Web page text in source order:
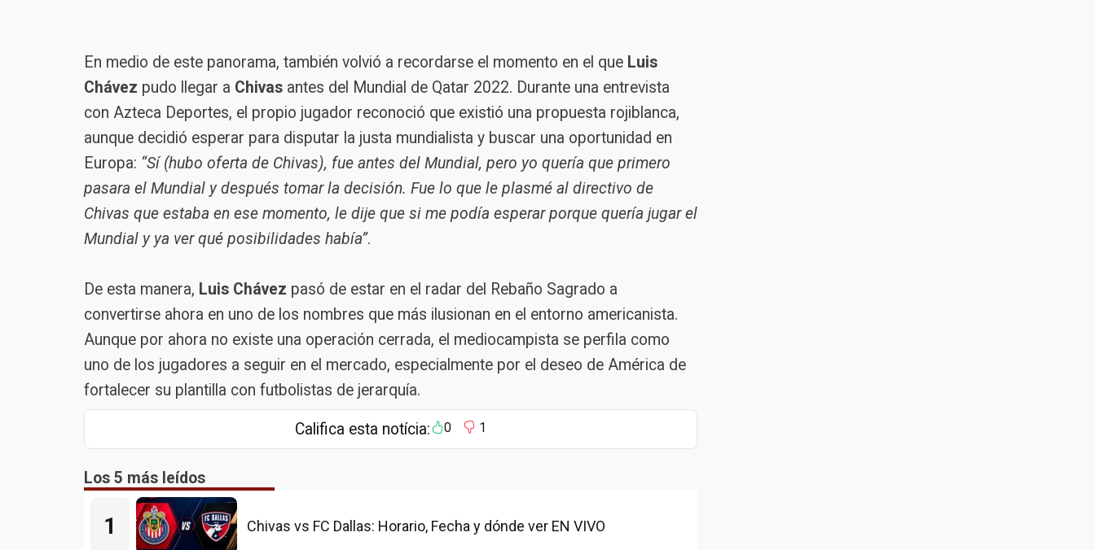
En medio de este panorama, también volvió a recordarse el momento en el que Luis
Chávez pudo llegar a Chivas antes del Mundial de Qatar 2022. Durante una entrevista
con Azteca Deportes, el propio jugador reconoció que existió una propuesta rojiblanca,
aunque decidió esperar para disputar la justa mundialista y buscar una oportunidad en
Europa: “Sí (hubo oferta de Chivas), fue antes del Mundial, pero yo quería que primero
pasara el Mundial y después tomar la decisión. Fue lo que le plasmé al directivo de
Chivas que estaba en ese momento, le dije que si me podía esperar porque quería jugar el
Mundial y ya ver qué posibilidades había”.
De esta manera, Luis Chávez pasó de estar en el radar del Rebaño Sagrado a
convertirse ahora en uno de los nombres que más ilusionan en el entorno americanista.
Aunque por ahora no existe una operación cerrada, el mediocampista se perfila como
uno de los jugadores a seguir en el mercado, especialmente por el deseo de América de
fortalecer su plantilla con futbolistas de jerarquía.
Califica esta notícia: 0 1
Los 5 más leídos
1 Chivas vs FC Dallas: Horario, Fecha y dónde ver EN VIVO